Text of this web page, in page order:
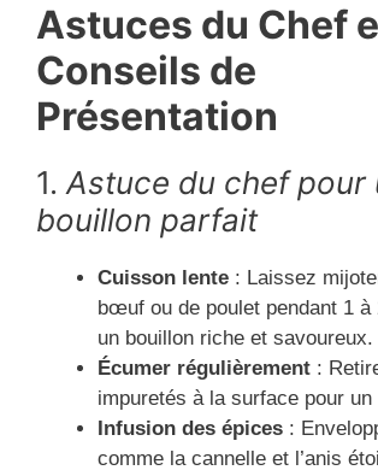
Astuces du Chef
Conseils de
Présentation
1.Astuce du chef pour
bouillon parfait
Cuisson lente : Laissez
bœuf ou de poulet pendant 1 à
un bouillon riche et savoureux.
Écumer régulièrement :
impuretés à la surface pour un
Infusion des épices :
comme la cannelle et l’anis